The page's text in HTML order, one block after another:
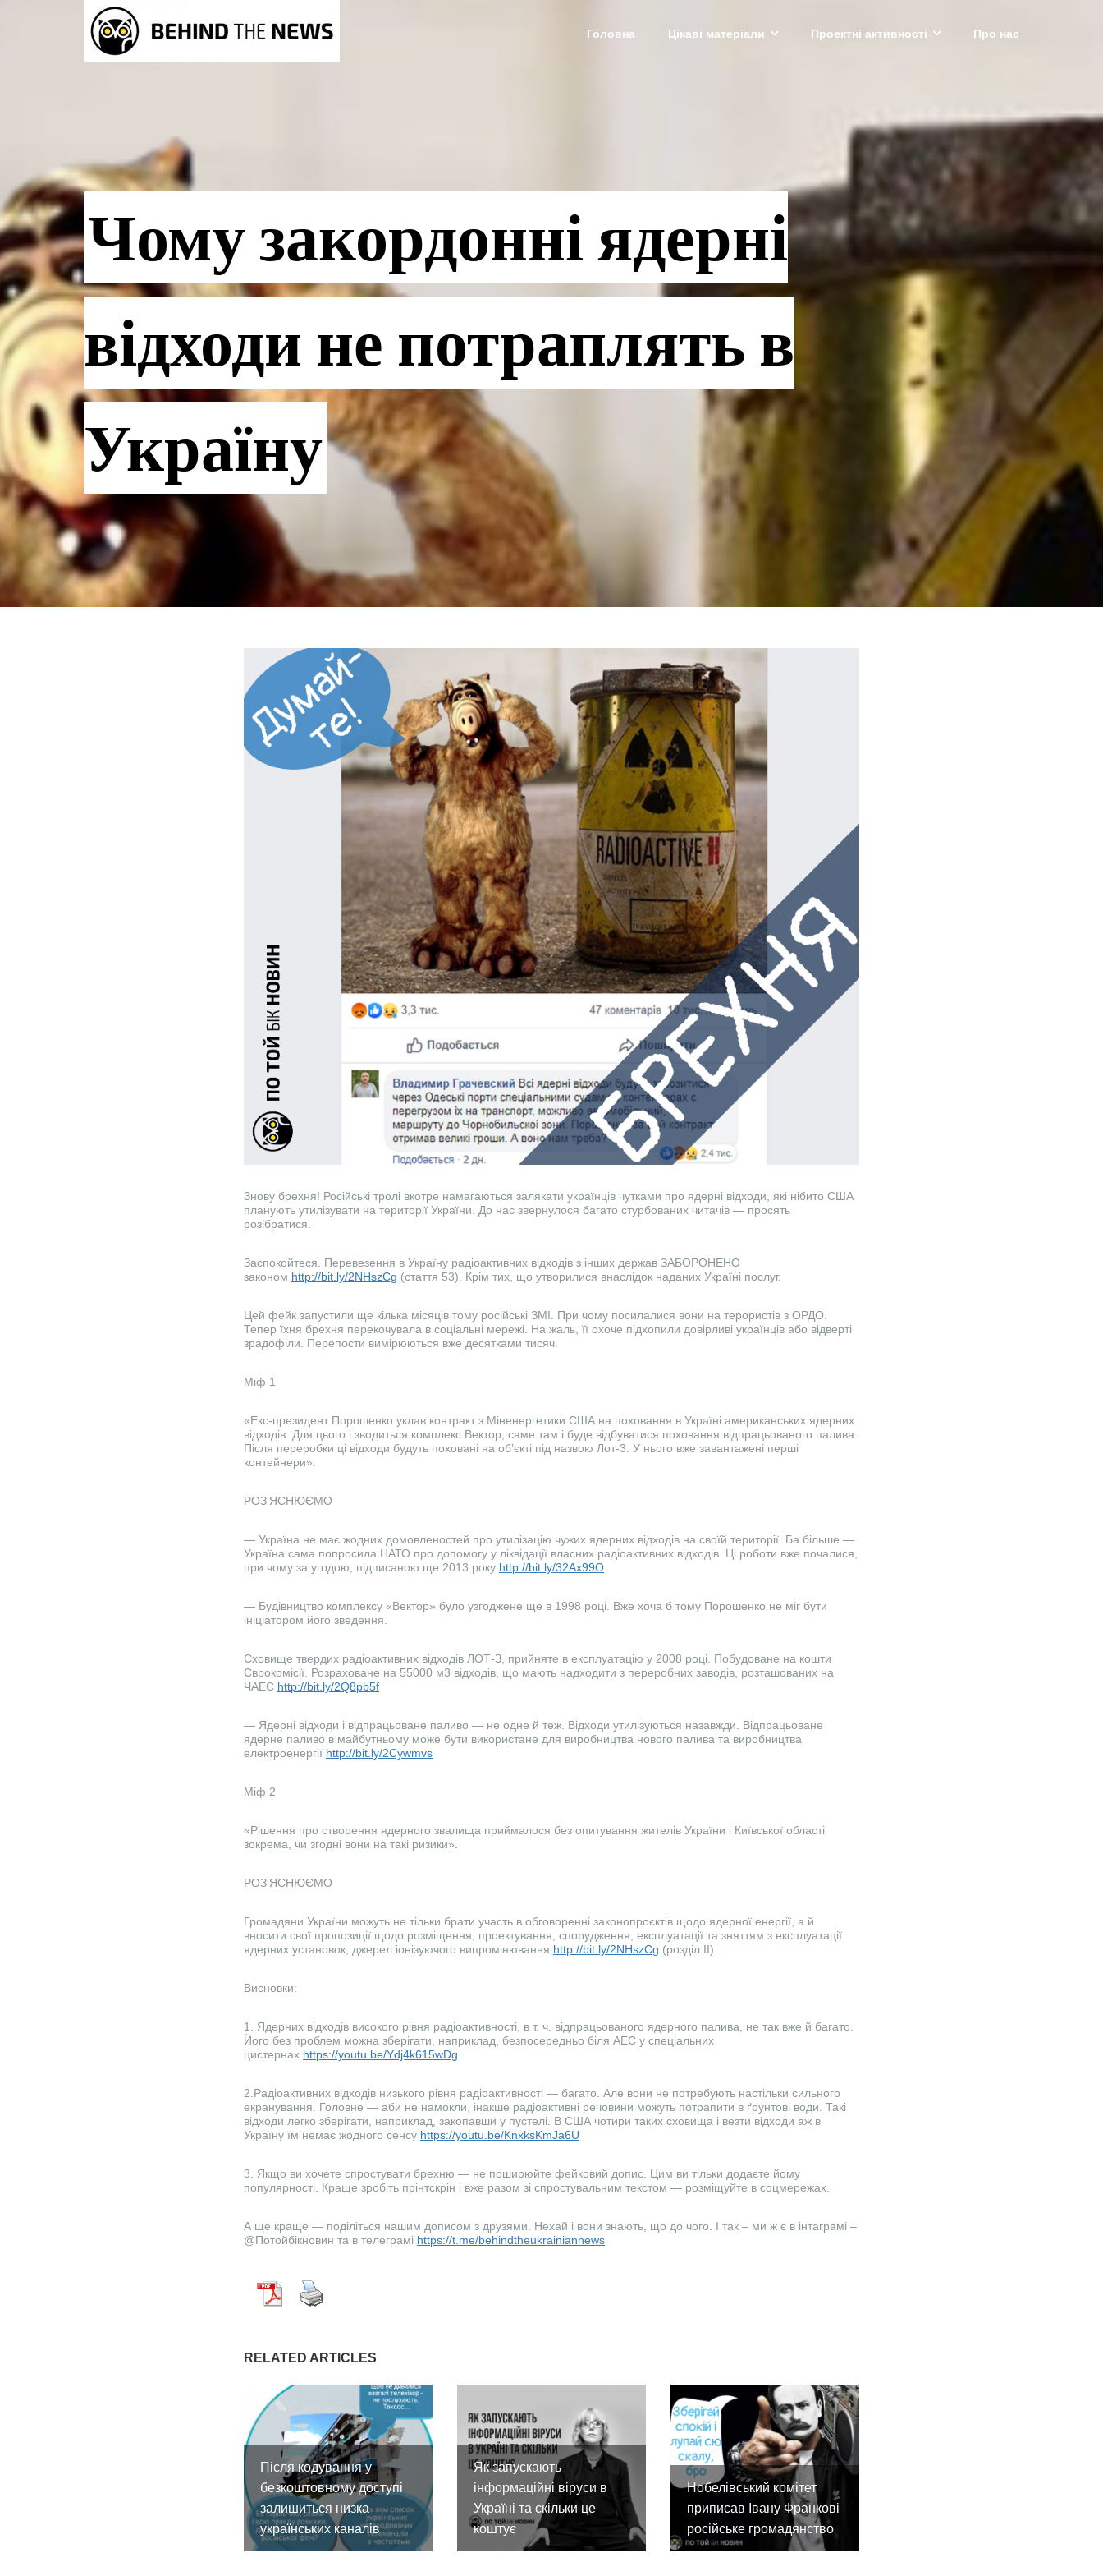
Головна Цікаві матеріали Проектні активності Про нас
Чому закордонні ядерні
відходи не потраплять в
Україну
Знову брехня! Російські тролі вкотре намагаються залякати українців чутками про ядерні відходи, які нібито США
планують утилізувати на території України. До нас звернулося багато стурбованих читачів — просять
розібратися.
Заспокойтеся. Перевезення в Україну радіоактивних відходів з інших держав ЗАБОРОНЕНО
законом http://bit.ly/2NHszCg (стаття 53). Крім тих, що утворилися внаслідок наданих Україні послуг.
Цей фейк запустили ще кілька місяців тому російські ЗМІ. При чому посилалися вони на терористів з ОРДО.
Тепер їхня брехня перекочувала в соціальні мережі. На жаль, її охоче підхопили довірливі українців або відверті
зрадофіли. Перепости вимірюються вже десятками тисяч.
Міф 1
«Екс-президент Порошенко уклав контракт з Міненергетики США на поховання в Україні американських ядерних
відходів. Для цього і зводиться комплекс Вектор, саме там і буде відбуватися поховання відпрацьованого палива.
Після переробки ці відходи будуть поховані на об’єкті під назвою Лот-3. У нього вже завантажені перші
контейнери».
РОЗ’ЯСНЮЄМО
— Україна не має жодних домовленостей про утилізацію чужих ядерних відходів на своїй території. Ба більше —
Україна сама попросила НАТО про допомогу у ліквідації власних радіоактивних відходів. Ці роботи вже почалися,
при чому за угодою, підписаною ще 2013 року http://bit.ly/32Ax99O
— Будівництво комплексу «Вектор» було узгоджене ще в 1998 році. Вже хоча б тому Порошенко не міг бути
ініціатором його зведення.
Сховище твердих радіоактивних відходів ЛОТ-З, прийняте в експлуатацію у 2008 році. Побудоване на кошти
Єврокомісії. Розраховане на 55000 м3 відходів, що мають надходити з переробних заводів, розташованих на
ЧАЕС http://bit.ly/2Q8pb5f
— Ядерні відходи і відпрацьоване паливо — не одне й теж. Відходи утилізуються назавжди. Відпрацьоване
ядерне паливо в майбутньому може бути використане для виробництва нового палива та виробництва
електроенергії http://bit.ly/2Cywmvs
Міф 2
«Рішення про створення ядерного звалища приймалося без опитування жителів України і Київської області
зокрема, чи згодні вони на такі ризики».
РОЗ’ЯСНЮЄМО
Громадяни України можуть не тільки брати участь в обговоренні законопроєктів щодо ядерної енергії, а й
вносити свої пропозиції щодо розміщення, проектування, спорудження, експлуатації та зняттям з експлуатації
ядерних установок, джерел іонізуючого випромінювання http://bit.ly/2NHszCg (розділ II).
Висновки:
1. Ядерних відходів високого рівня радіоактивності, в т. ч. відпрацьованого ядерного палива, не так вже й багато.
Його без проблем можна зберігати, наприклад, безпосередньо біля АЕС у спеціальних
цистернах https://youtu.be/Ydj4k615wDg
2.Радіоактивних відходів низького рівня радіоактивності — багато. Але вони не потребують настільки сильного
екранування. Головне — аби не намокли, інакше радіоактивні речовини можуть потрапити в ґрунтові води. Такі
відходи легко зберігати, наприклад, закопавши у пустелі. В США чотири таких сховища і везти відходи аж в
Україну їм немає жодного сенсу https://youtu.be/KnxksKmJa6U
3. Якщо ви хочете спростувати брехню — не поширюйте фейковий допис. Цим ви тільки додаєте йому
популярності. Краще зробіть прінтскрін і вже разом зі спростувальним текстом — розміщуйте в соцмережах.
А ще краще — поділіться нашим дописом з друзями. Нехай і вони знають, що до чого. І так – ми ж є в інтаграмі –
@Потойбікновин та в телеграмі https://t.me/behindtheukrainiannews
RELATED ARTICLES
Після кодування у
безкоштовному доступі
залишиться низка
українських каналів
Як запускають
інформаційні віруси в
Україні та скільки це
коштує
Нобелівський комітет
приписав Івану Франкові
російське громадянство